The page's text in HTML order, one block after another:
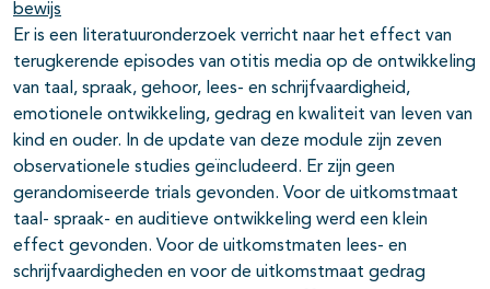
bewijs
Er is een literatuuronderzoek verricht naar het effect van
terugkerende episodes van otitis media op de ontwikkeling
van taal, spraak, gehoor, lees- en schrijfvaardigheid,
emotionele ontwikkeling, gedrag en kwaliteit van leven van
kind en ouder. In de update van deze module zijn zeven
observationele studies geïncludeerd. Er zijn geen
gerandomiseerde trials gevonden. Voor de uitkomstmaat
taal- spraak- en auditieve ontwikkeling werd een klein
effect gevonden. Voor de uitkomstmaten lees- en
schrijfvaardigheden en voor de uitkomstmaat gedrag